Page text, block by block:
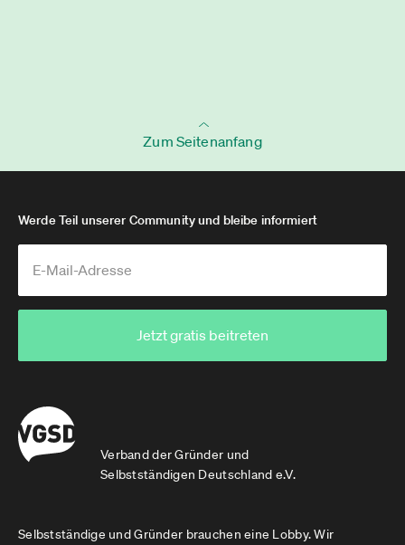
Zum Seitenanfang
Verband der Gründer und
Selbstständigen Deutschland e.V.
Werde Teil unserer Community und bleibe informiert
Jetzt gratis beitreten
Selbstständige und Gründer brauchen eine Lobby. Wir